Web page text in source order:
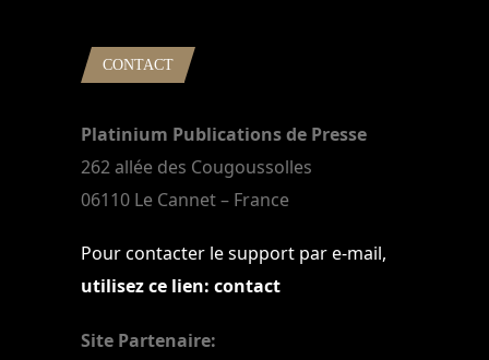
CONTACT
Platinium Publications de Presse
262 allée des Cougoussolles
06110 Le Cannet – France
Pour contacter le support par e-mail,
utilisez ce lien: contact
Site Partenaire: